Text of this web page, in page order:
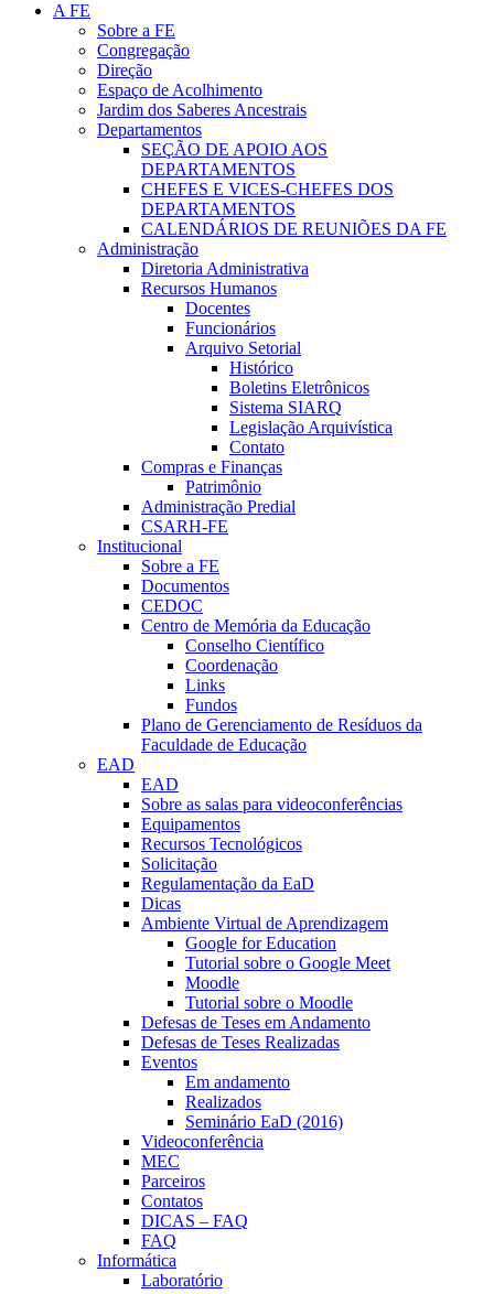
A FE
Sobre a FE
Congregação
Direção
Espaço de Acolhimento
Jardim dos Saberes Ancestrais
Departamentos
SEÇÃO DE APOIO AOS
DEPARTAMENTOS
CHEFES E VICES-CHEFES DOS
DEPARTAMENTOS
CALENDÁRIOS DE REUNIÕES DA FE
Administração
Diretoria Administrativa
Recursos Humanos
Docentes
Funcionários
Arquivo Setorial
Histórico
Boletins Eletrônicos
Sistema SIARQ
Legislação Arquivística
Contato
Compras e Finanças
Patrimônio
Administração Predial
CSARH-FE
Institucional
Sobre a FE
Documentos
CEDOC
Centro de Memória da Educação
Conselho Científico
Coordenação
Links
Fundos
Plano de Gerenciamento de Resíduos da
Faculdade de Educação
EAD
EAD
Sobre as salas para videoconferências
Equipamentos
Recursos Tecnológicos
Solicitação
Regulamentação da EaD
Dicas
Ambiente Virtual de Aprendizagem
Google for Education
Tutorial sobre o Google Meet
Moodle
Tutorial sobre o Moodle
Defesas de Teses em Andamento
Defesas de Teses Realizadas
Eventos
Em andamento
Realizados
Seminário EaD (2016)
Videoconferência
MEC
Parceiros
Contatos
DICAS – FAQ
FAQ
Informática
Laboratório